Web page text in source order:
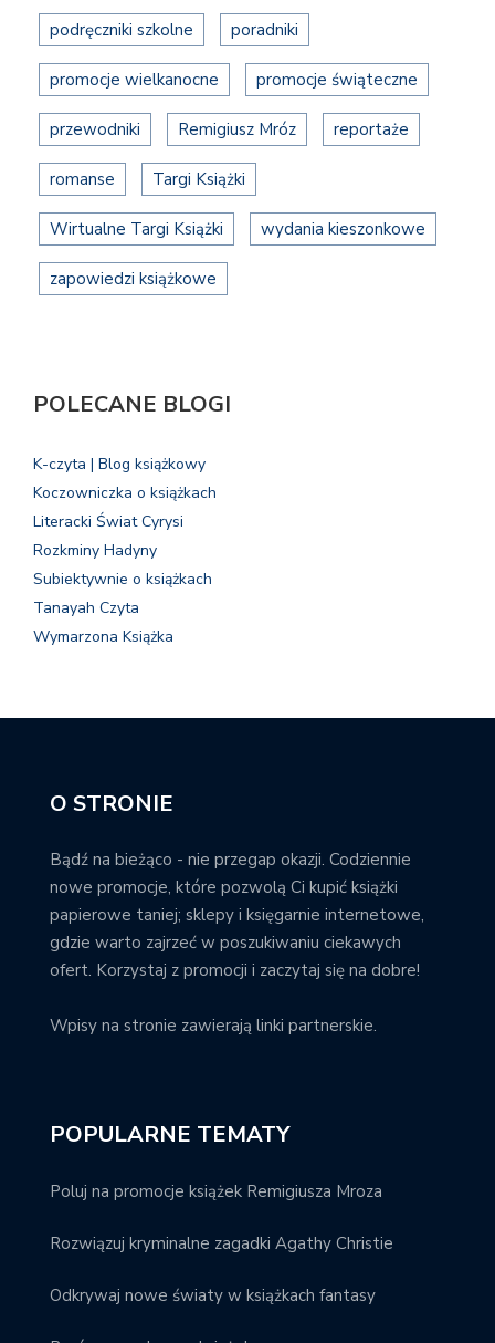
podręczniki szkolne poradniki
promocje wielkanocne promocje świąteczne
przewodniki Remigiusz Mróz reportaże
romanse Targi Książki
Wirtualne Targi Książki wydania kieszonkowe
zapowiedzi książkowe
POLECANE BLOGI
K-czyta | Blog książkowy
Koczowniczka o książkach
Literacki Świat Cyrysi
Rozkminy Hadyny
Subiektywnie o książkach
Tanayah Czyta
Wymarzona Książka
O STRONIE
Bądź na bieżąco - nie przegap okazji. Codziennie
nowe promocje, które pozwolą Ci kupić książki
papierowe taniej; sklepy i księgarnie internetowe,
gdzie warto zajrzeć w poszukiwaniu ciekawych
ofert. Korzystaj z promocji i zaczytaj się na dobre!
Wpisy na stronie zawierają linki partnerskie.
POPULARNE TEMATY
Poluj na promocje książek Remigiusza Mroza
Rozwiązuj kryminalne zagadki Agathy Christie
Odkrywaj nowe światy w książkach fantasy